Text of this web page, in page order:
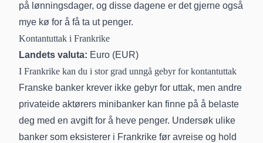
på lønningsdager, og disse dagene er det gjerne også
mye kø for å få ta ut penger.
Kontantuttak i Frankrike
Landets valuta: Euro (EUR)
I Frankrike kan du i stor grad unngå gebyr for kontantuttak
Franske banker krever ikke gebyr for uttak, men andre
privateide aktørers minibanker kan finne på å belaste
deg med en avgift for å heve penger. Undersøk ulike
banker som eksisterer i Frankrike før avreise og hold